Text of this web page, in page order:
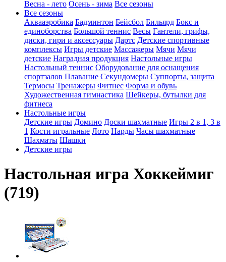
Весна - лето Осень - зима Все сезоны
Все сезоны
Аквааэробика Бадминтон Бейсбол Бильярд Бокс и
единоборства Большой теннис Весы Гантели, грифы,
диски, гири и аксессуары Дартс Детские спортивные
комплексы Игры детские Массажеры Мячи Мячи
детские Наградная продукция Настольные игры
Настольный теннис Оборудование для оснащения
спортзалов Плавание Секундомеры Суппорты, защита
Термосы Тренажеры Фитнес Форма и обувь
Художественная гимнастика Шейкеры, бутылки для
фитнеса
Настольные игры
Детские игры Домино Доски шахматные Игры 2 в 1, 3 в
1 Кости игральные Лото Нарды Часы шахматные
Шахматы Шашки
Детские игры
Настольная игра Хоккеймиг
(719)